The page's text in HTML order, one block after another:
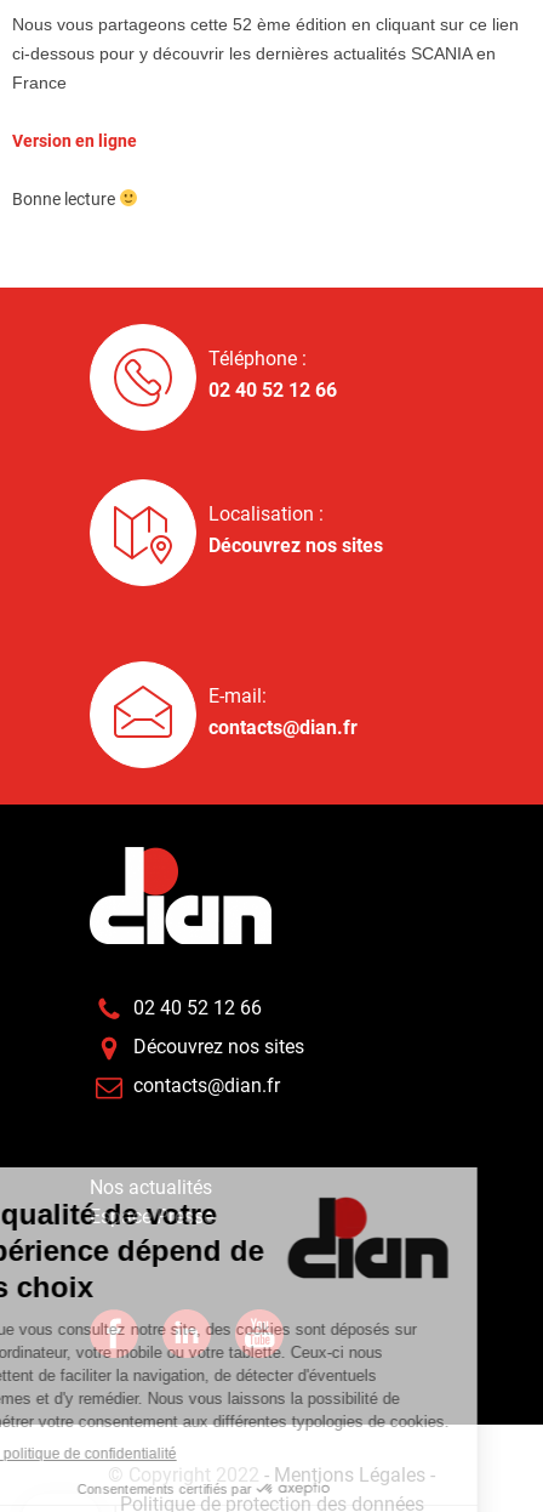
Nous vous partageons cette 52 ème édition en cliquant sur ce lien
ci-dessous pour y découvrir les dernières actualités SCANIA en
France
Version en ligne
Bonne lecture
Téléphone :
02 40 52 12 66
Localisation :
Découvrez nos sites
E-mail:
contacts@dian.fr
02 40 52 12 66
Découvrez nos sites
contacts@dian.fr
Nos actualités
Espace Presse
© Copyright 2022 - Mentions Légales -
Politique de protection des données